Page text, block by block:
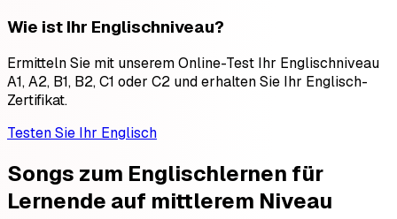
Wie ist Ihr Englischniveau?
Ermitteln Sie mit unserem Online-Test Ihr Englischniveau
A1, A2, B1, B2, C1 oder C2 und erhalten Sie Ihr Englisch-
Zertifikat.
Testen Sie Ihr Englisch
Songs zum Englischlernen für
Lernende auf mittlerem Niveau